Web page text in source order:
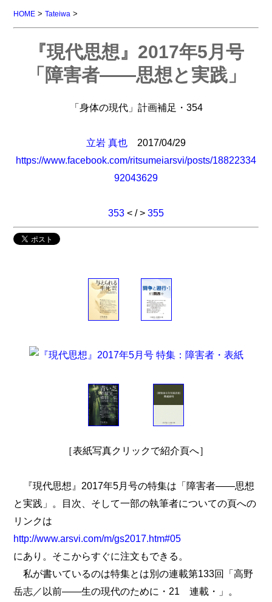
HOME >Tateiwa >
『現代思想』2017年5月号
「障害者――思想と実践」
「身体の現代」計画補足・354
立岩 真也 2017/04/29
https://www.facebook.com/ritsumeiarsvi/posts/18822334
92043629
353 < / > 355
［表紙写真クリックで紹介頁へ］
『現代思想』2017年5月号の特集は「障害者――思想
と実践」。目次、そして一部の執筆者についての頁への
リンクは
http://www.arsvi.com/m/gs2017.htm#05
にあり。そこからすぐに注文もできる。
私が書いているのは特集とは別の連載第133回「高野
岳志／以前――生の現代のために・21 連載・」。